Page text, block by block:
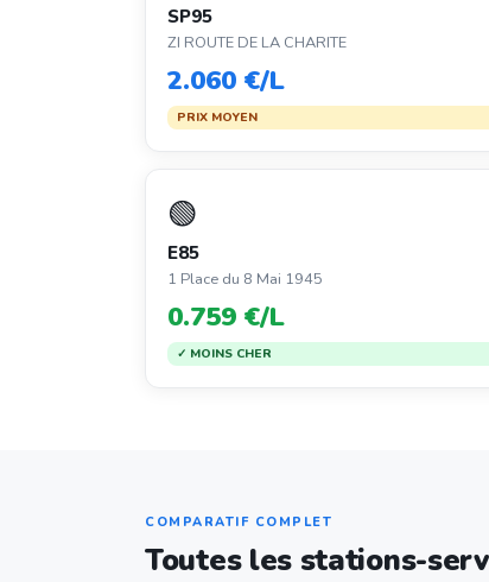
SP95
ZI ROUTE DE LA CHARITE
2.060 €/L
PRIX MOYEN
🟢
E85
1 Place du 8 Mai 1945
0.759 €/L
✓ MOINS CHER
COMPARATIF COMPLET
Toutes les stations-